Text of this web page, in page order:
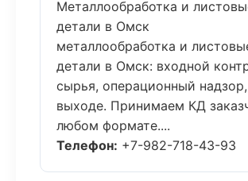
Металлообработка и
детали в Омск
металлообработка и
детали в Омск: входной
сырья, операционный
выходе. Принимаем КД
любом формате....
Телефон: +7-982-718-43-93